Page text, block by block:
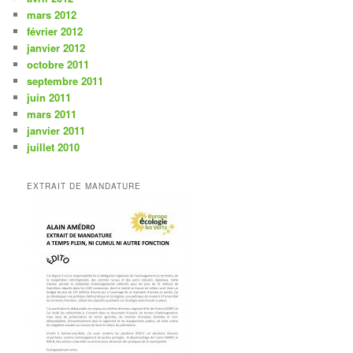
mars 2012
février 2012
janvier 2012
octobre 2011
septembre 2011
juin 2011
mars 2011
janvier 2011
juillet 2010
EXTRAIT DE MANDATURE